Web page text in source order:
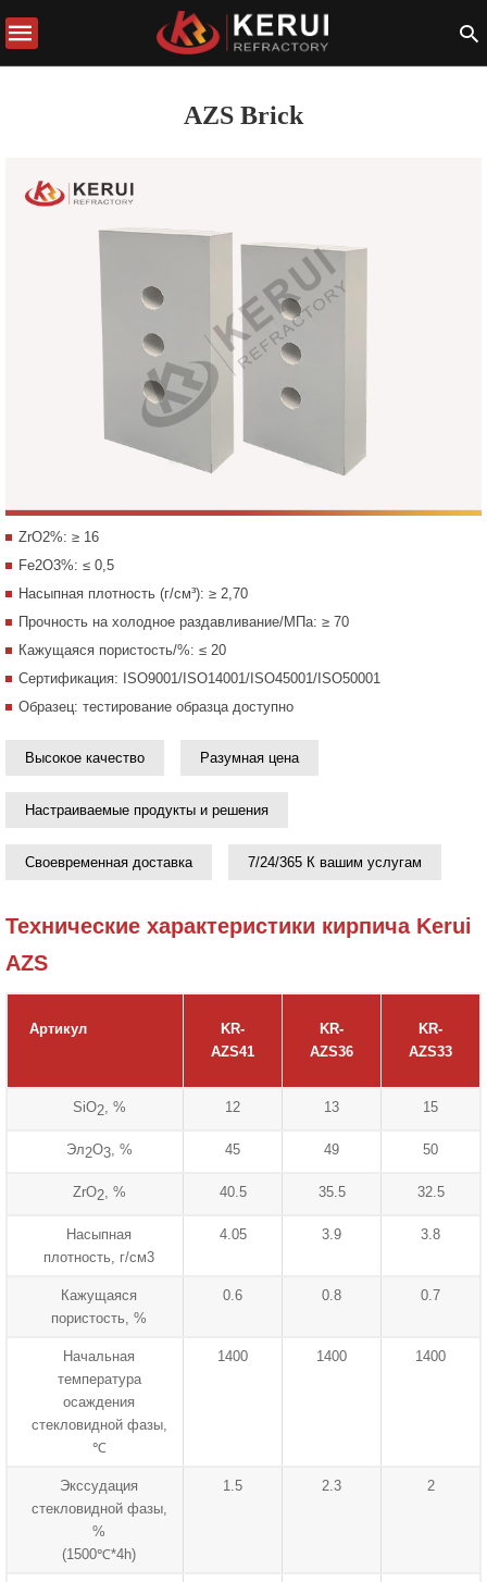
AZS Brick
ZrO2%: ≥ 16
Fe2O3%: ≤ 0,5
Насыпная плотность (г/см³): ≥ 2,70
Прочность на холодное раздавливание/МПа: ≥ 70
Кажущаяся пористость/%: ≤ 20
Сертификация: ISO9001/ISO14001/ISO45001/ISO50001
Образец: тестирование образца доступно
Высокое качество Разумная цена
Настраиваемые продукты и решения
Своевременная доставка 7/24/365 К вашим услугам
Технические характеристики кирпича Kerui
AZS
Артикул
KR-
AZS41
KR-
AZS36
KR-
AZS33
SiO2, % 12 13 15
Эл2O3, % 45 49 50
ZrO2, % 40.5 35.5 32.5
Насыпная
плотность, г/см3
4.05 3.9 3.8
Кажущаяся
пористость, %
0.6 0.8 0.7
Начальная
температура
осаждения
стекловидной фазы,
℃
1400 1400 1400
Экссудация
стекловидной фазы,
%
(1500℃*4h)
1.5 2.3 2